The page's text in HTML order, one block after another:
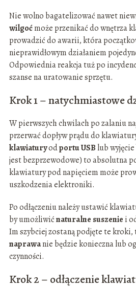
Nie wolno bagatelizować nawet
wilgoćmoże przenikać do wnętrza
prowadzić do awarii, która
nieprawidłowym działaniem
Odpowiednia reakcja tuż po
szanse na uratowanie sprzętu.
Krok 1 – natychmiastowe
W pierwszych chwilach po zalaniu
przerwać dopływ prądu do
klawiaturyodportu USB lub wyjęcie
jest bezprzewodowe) to absolutna
klawiatury pod napięciem może
uszkodzenia elektroniki.
Po odłączeniu należy ustawić
by umożliwićnaturalne suszenie i
Im szybciej zostaną podjęte te kroki,
naprawanie będzie konieczna lub
czynności.
Krok 2 – odłączenie